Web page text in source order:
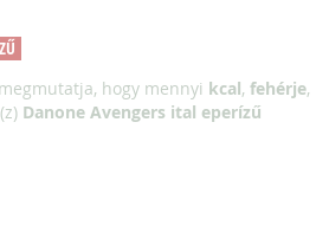
hogy mennyi kcal, fehérje,
Danone Avengers ital eperízű